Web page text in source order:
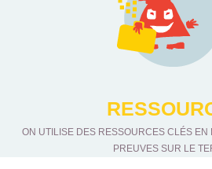
ON UTILISE DES RESSOURCES CLÉS EN
PREUVES SUR LE